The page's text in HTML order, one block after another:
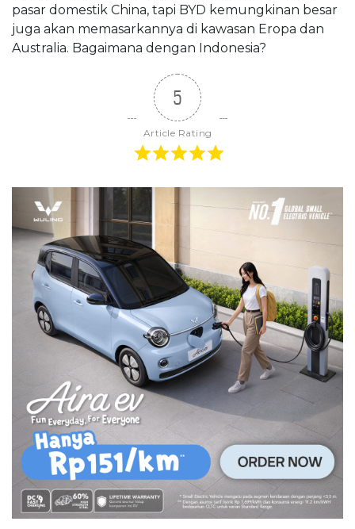
pasar domestik China, tapi BYD kemungkinan besar
juga akan memasarkannya di kawasan Eropa dan
Australia. Bagaimana dengan Indonesia?
5
Article Rating